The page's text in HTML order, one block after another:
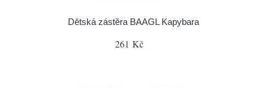
Dětská zástěra BAAGL Kapybara
261 Kč